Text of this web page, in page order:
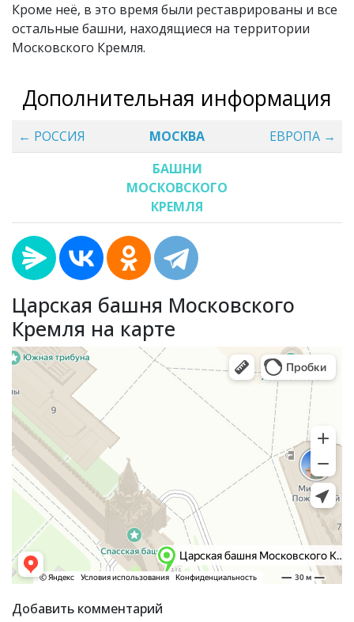
Кроме неё, в это время были реставрированы и все
остальные башни, находящиеся на территории
Московского Кремля.
Дополнительная информация
← РОССИЯ МОСКВА
ЕВРОПА →
БАШНИ
МОСКОВСКОГО
КРЕМЛЯ
Царская башня Московского
Кремля на карте
Добавить комментарий